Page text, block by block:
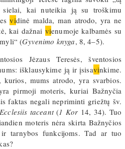
kai nuteikia ją su troškimu
vidinė malda, man atrodo, yra ne
kai dažnai vienumoje kalbamės su
(Gyvenimo knyga, 8, 4–5).
Jėzaus Teresės, šventosios
išklausykime ją ir įsisavinkime.
kurios, mums atrodo, yra svarbios.
pirmoji moteris, kuriai Bažnyčia
faktas negali nepriminti griežtų šv.
taceant(1 Kor 14, 34). Tuo
moteris nėra skirta Bažnyčios
ir tarnybos funkcijoms. Tad ar tuo